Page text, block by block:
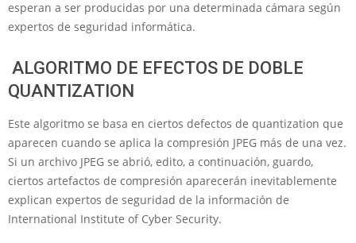
esperan a ser producidas por una determinada cámara según
expertos de seguridad informática.
ALGORITMO DE EFECTOS DE DOBLE
QUANTIZATION
Este algoritmo se basa en ciertos defectos de quantization que
aparecen cuando se aplica la compresión JPEG más de una vez.
Si un archivo JPEG se abrió, edito, a continuación, guardo,
ciertos artefactos de compresión aparecerán inevitablemente
explican expertos de seguridad de la información de
International Institute of Cyber Security.